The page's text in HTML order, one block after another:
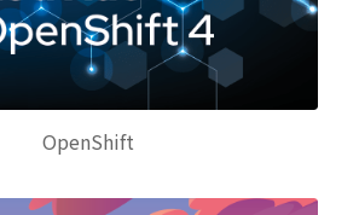
OpenShift